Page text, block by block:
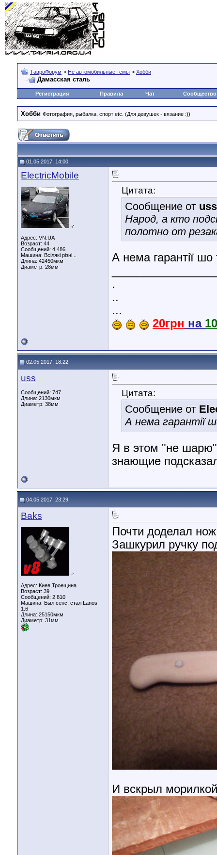
ТавроФорум > Не автомобильные темы > Хобби
Дамасская сталь
Регистрация Правила Чат Сообщество
Хобби Фотография, рыбалка, спорт etc. (Для девушек - вязание :))
01.05.2017, 14:00
ElectricMobile
♂
Адрес: VN.UA
Возраст: 44
Сообщений: 4,486
Машина: Всілякі різні...
Длина: 42450мкм
Диаметр: 28мм
Цитата:
Сообщение от uss
Народ, а кто
полотно от
А нема гарантії
.
..
...
20грн на
02.05.2017, 18:22
uss
Сообщений: 747
Длина: 2130мкм
Диаметр: 38мм
Цитата:
Сообщение от
А нема гарантії
Я в этом "не шарю"
знающие
04.05.2017, 23:29
Baks
♂
Адрес: Киев,Троещина
Возраст: 39
Сообщений: 2,810
Машина: Был сенс, стал Lanos
1.6
Длина: 25150мкм
Диаметр: 31мм
Почти доделал
Зашкурил ручку
И вскрыл морилкой